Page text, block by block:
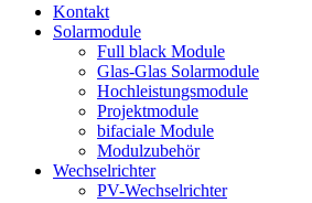
Kontakt
Solarmodule
Full black Module
Glas-Glas Solarmodule
Hochleistungsmodule
Projektmodule
bifaciale Module
Modulzubehör
Wechselrichter
PV-Wechselrichter